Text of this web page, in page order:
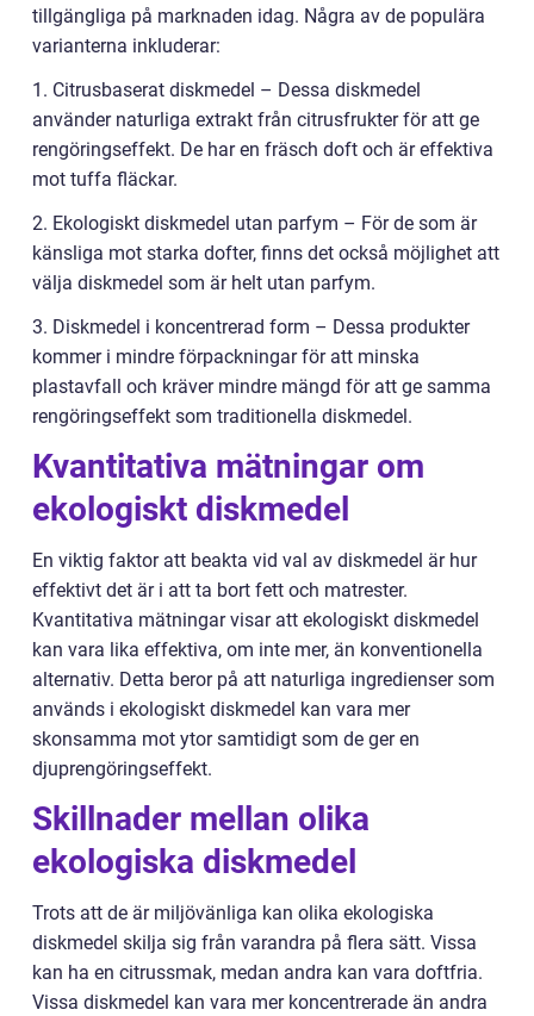
tillgängliga på marknaden idag. Några av de populära
varianterna inkluderar:
1. Citrusbaserat diskmedel – Dessa diskmedel
använder naturliga extrakt från citrusfrukter för att ge
rengöringseffekt. De har en fräsch doft och är effektiva
mot tuffa fläckar.
2. Ekologiskt diskmedel utan parfym – För de som är
känsliga mot starka dofter, finns det också möjlighet att
välja diskmedel som är helt utan parfym.
3. Diskmedel i koncentrerad form – Dessa produkter
kommer i mindre förpackningar för att minska
plastavfall och kräver mindre mängd för att ge samma
rengöringseffekt som traditionella diskmedel.
Kvantitativa mätningar om
ekologiskt diskmedel
En viktig faktor att beakta vid val av diskmedel är hur
effektivt det är i att ta bort fett och matrester.
Kvantitativa mätningar visar att ekologiskt diskmedel
kan vara lika effektiva, om inte mer, än konventionella
alternativ. Detta beror på att naturliga ingredienser som
används i ekologiskt diskmedel kan vara mer
skonsamma mot ytor samtidigt som de ger en
djuprengöringseffekt.
Skillnader mellan olika
ekologiska diskmedel
Trots att de är miljövänliga kan olika ekologiska
diskmedel skilja sig från varandra på flera sätt. Vissa
kan ha en citrussmak, medan andra kan vara doftfria.
Vissa diskmedel kan vara mer koncentrerade än andra